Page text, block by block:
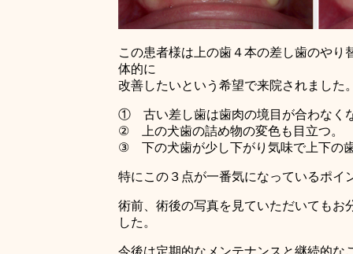
この患者様は上の歯４本の差し歯のや
体的に
改善したいという希望で来院されました
① 古い差し歯は歯肉の境目が合わなく
② 上の犬歯の詰め物の変色も目立つ。
③ 下の犬歯が少し下がり気味で上下の
特にこの３点が一番気になっているポイ
術前、術後の写真を見ていただいてもお
した。